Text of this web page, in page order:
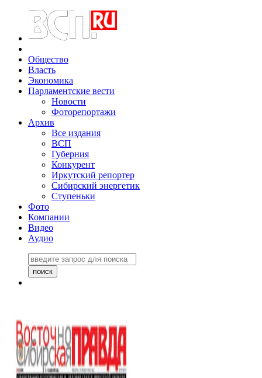
Общество
Власть
Экономика
Парламентские вести
Новости
Фоторепортажи
Архив
Все издания
ВСП
Губерния
Конкурент
Иркутский репортер
Сибирский энергетик
Ступеньки
Фото
Компании
Видео
Аудио